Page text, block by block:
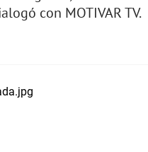
con MOTIVAR TV.